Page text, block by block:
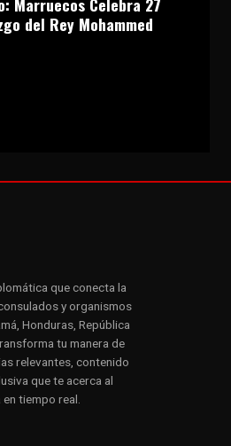
del Rey Mohammed
que conecta la
y organismos
Honduras, República
tu manera de
relevantes, contenido
que te acerca al
tiempo real.